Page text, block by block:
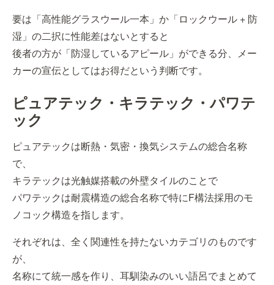
要は「高性能グラスウール一本」か「ロックウール + 防
湿」の二択に性能差はないとすると
後者の方が「防湿しているアピール」ができる分、メー
カーの宣伝としてはお得だという判断です。
ピュアテック・キラテック・パワテ
ック
ピュアテックは断熱・気密・換気システムの総合名称
で、
キラテックは光触媒搭載の外壁タイルのことで
パワテックは耐震構造の総合名称で特にF構法採用のモ
ノコック構造を指します。
それぞれは、全く関連性を持たないカテゴリのものです
が、
名称にて統一感を作り、耳馴染みのいい語呂でまとめて